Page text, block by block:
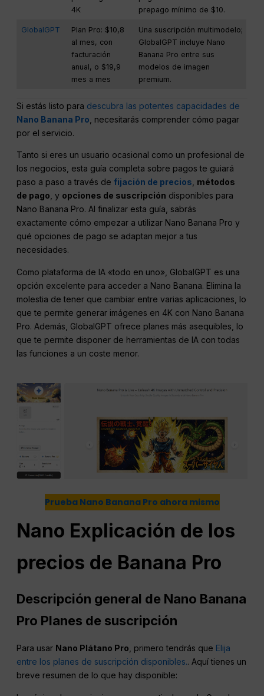
4K
prepago mínimo de $10.
GlobalGPT
Plan Pro: $10,8
al mes, con
facturación
anual, o $19,9
mes a mes
Una suscripción multimodelo;
GlobalGPT incluye Nano
Banana Pro entre sus
modelos de imagen
premium.
Si estás listo para descubra las potentes capacidades de
Nano Banana Pro , necesitarás comprender cómo pagar
por el servicio.
Tanto si eres un usuario ocasional como un profesional de
los negocios, esta guía completa sobre pagos te guiará
paso a paso a través defijación de precios, métodos
de pago, y opciones de suscripción disponibles para
Nano Banana Pro. Al finalizar esta guía, sabrás
exactamente cómo empezar a utilizar Nano Banana Pro y
qué opciones de pago se adaptan mejor a tus
necesidades.
Como plataforma de IA «todo en uno», GlobalGPT es una
opción excelente para acceder a Nano Banana. Elimina la
molestia de tener que cambiar entre varias aplicaciones, lo
que te permite generar imágenes en 4K con Nano Banana
Pro. Además, GlobalGPT ofrece planes más asequibles, lo
que te permite disponer de herramientas de IA con todas
las funciones a un coste menor.
Prueba Nano Banana Pro ahora mismo
Nano Explicación de los
precios de Banana Pro
Descripción general de Nano Banana
Pro Planes de suscripción
Para usar Nano Plátano Pro , primero tendrás que Elija
entre los planes de suscripción disponibles.. Aquí tienes un
breve resumen de lo que hay disponible: